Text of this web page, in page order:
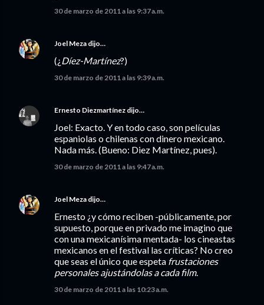
30 de marzo de 2011 a las 9:37 a.m.
Joel Meza dijo…
(¿Díez-Martínez?)
30 de marzo de 2011 a las 9:39 a.m.
Ernesto Diezmartínez dijo…
Joel: Exacto. Y en todo caso, son películas
espaniolas o chilenas con dinero mexicano.
Nada más. (Bueno: Diez Martínez, pues).
30 de marzo de 2011 a las 9:47 a.m.
Joel Meza dijo…
Ernesto ¿y cómo reciben -públicamente, por
supuesto, porque en privado me imagino que
con una mexicanísima mentada- los cineastas
mexicanos en el festival las críticas? No creo
que seas el único que espeta frustaciones
personales ajustándolas a cada film.
30 de marzo de 2011 a las 10:23 a.m.